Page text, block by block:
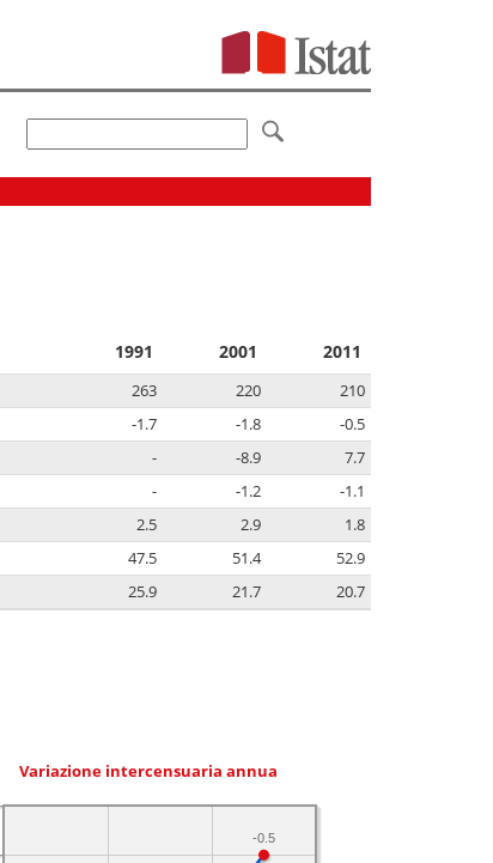
1991 2001 2011
263 220
210
-1.7 -1.8
-0.5
- -8.9
7.7
- -1.2
-1.1
2.5 2.9
1.8
47.5 51.4
52.9
25.9 21.7 20.7
Variazione intercensuaria annua
-0.5